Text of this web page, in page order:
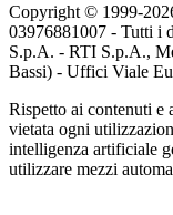
Copyright © 1999-
03976881007 - Tutti i
S.p.A. - RTI S.p.A.,
Bassi) - Uffici Viale
Rispetto ai contenuti e
vietata ogni
intelligenza artificiale
utilizzare mezzi